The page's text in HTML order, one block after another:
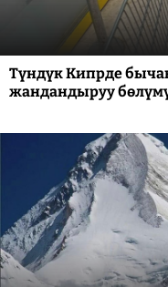
Түндүк Кипрде
жандандыруу